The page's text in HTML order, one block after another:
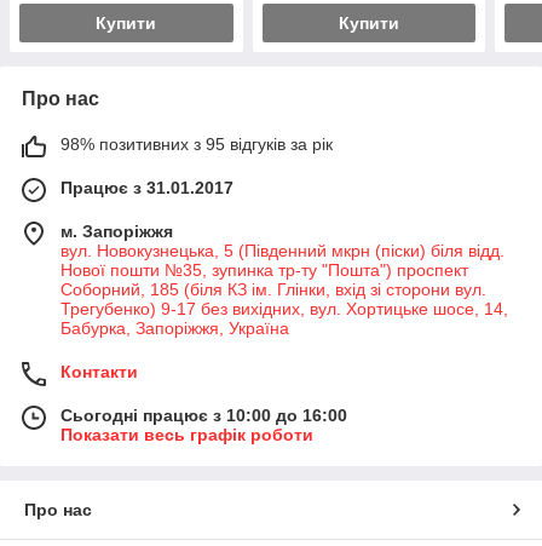
Купити Купити
Про нас
98% позитивних з 95 відгуків за рік
Працює з 31.01.2017
м. Запоріжжя
вул. Новокузнецька, 5 (Південний мкрн (піски) біля відд.
Нової пошти №35, зупинка тр-ту "Пошта") проспект
Соборний, 185 (біля КЗ ім. Глінки, вхід зі сторони вул.
Трегубенко) 9-17 без вихідних, вул. Хортицьке шосе, 14,
Бабурка, Запоріжжя, Україна
Контакти
Сьогодні працює з 10:00 до 16:00
Показати весь графік роботи
Про нас